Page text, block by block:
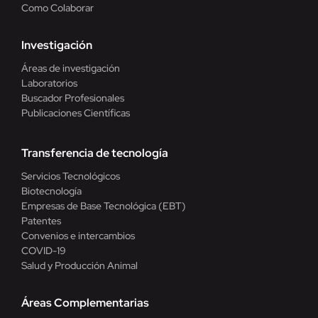
Como Colaborar
Investigación
Áreas de investigación
Laboratorios
Buscador Profesionales
Publicaciones Científicas
Transferencia de tecnología
Servicios Tecnológicos
Biotecnología
Empresas de Base Tecnológica (EBT)
Patentes
Convenios e intercambios
COVID-19
Salud y Producción Animal
Áreas Complementarias